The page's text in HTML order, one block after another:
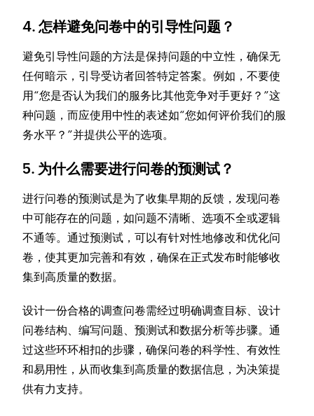
4.怎样避免问卷中的引导性问题？
避免引导性问题的方法是保持问题的中立性，确保无
任何暗示，引导受访者回答特定答案。例如，不要使
用“您是否认为我们的服务比其他竞争对手更好？”这
种问题，而应使用中性的表述如“您如何评价我们的服
务水平？”并提供公平的选项。
5. 为什么需要进行问卷的预测试？
进行问卷的预测试是为了收集早期的反馈，发现问卷
中可能存在的问题，如问题不清晰、选项不全或逻辑
不通等。通过预测试，可以有针对性地修改和优化问
卷，使其更加完善和有效，确保在正式发布时能够收
集到高质量的数据。
设计一份合格的调查问卷需经过明确调查目标、设计
问卷结构、编写问题、预测试和数据分析等步骤。通
过这些环环相扣的步骤，确保问卷的科学性、有效性
和易用性，从而收集到高质量的数据信息，为决策提
供有力支持。